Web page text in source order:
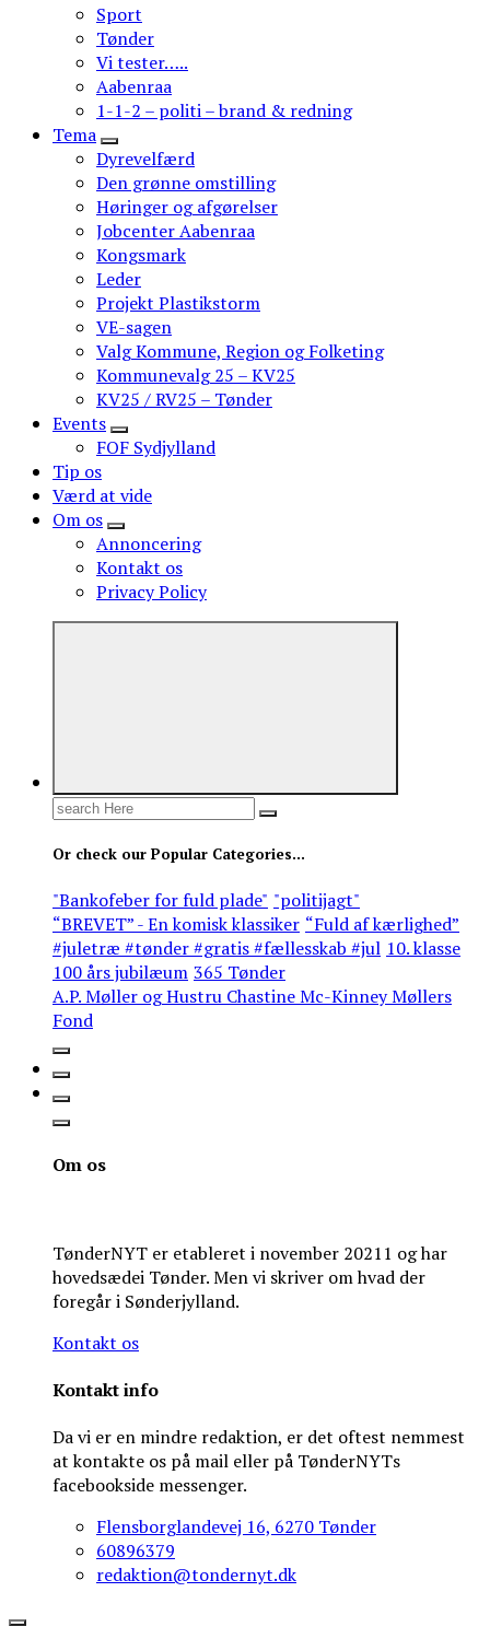
Sport
Tønder
Vi tester…..
Aabenraa
1-1-2 – politi – brand & redning
Tema
Dyrevelfærd
Den grønne omstilling
Høringer og afgørelser
Jobcenter Aabenraa
Kongsmark
Leder
Projekt Plastikstorm
VE-sagen
Valg Kommune, Region og Folketing
Kommunevalg 25 – KV25
KV25 / RV25 – Tønder
Events
FOF Sydjylland
Tip os
Værd at vide
Om os
Annoncering
Kontakt os
Privacy Policy
Search
Or check our Popular Categories...
"Bankofeber for fuld plade" "politijagt"
“BREVET” - En komisk klassiker “Fuld af kærlighed”
#juletræ #tønder #gratis #fællesskab #jul 10. klasse
100 års jubilæum 365 Tønder
A.P. Møller og Hustru Chastine Mc-Kinney Møllers
Fond
Om os
TønderNYT er etableret i november 20211 og har
hovedsædei Tønder. Men vi skriver om hvad der
foregår i Sønderjylland.
Kontakt os
Kontakt info
Da vi er en mindre redaktion, er det oftest nemmest
at kontakte os på mail eller på TønderNYTs
facebookside messenger.
Flensborglandevej 16, 6270 Tønder
60896379
redaktion@tondernyt.dk